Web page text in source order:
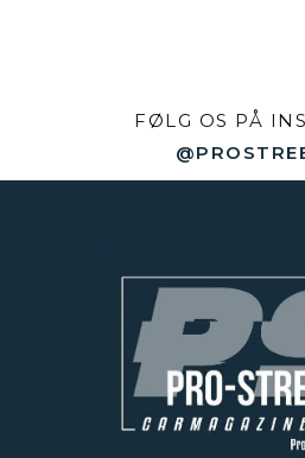
FØLG OS PÅ